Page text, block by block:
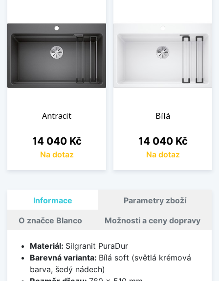
Antracit
Cena
14 040 Kč
Na dotaz
Bílá
Cena
14 040 Kč
Na dotaz
Informace Parametry zboží
O značce Blanco Možnosti a ceny dopravy
Materiál: Silgranit PuraDur
Barevná varianta: Bílá soft (světlá krémová
barva, šedý nádech)